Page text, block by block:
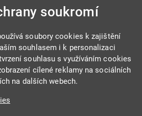
soukromí
soubory cookies k zajištění
souhlasem i k personalizaci
souhlasu s využíváním cookies
cílené reklamy na sociálních
na dalších webech.